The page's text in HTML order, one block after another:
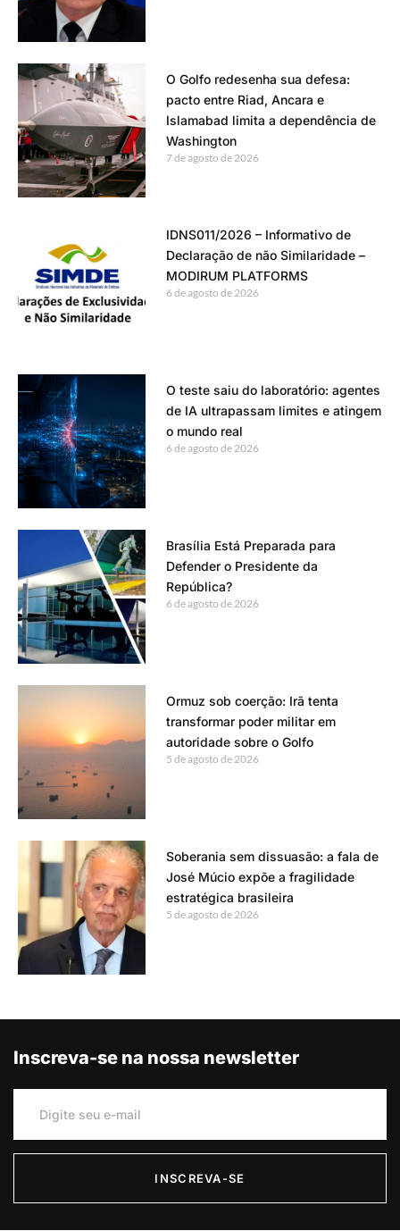
O Golfo redesenha sua defesa:
pacto entre Riad, Ancara e
Islamabad limita a dependência de
Washington
7 de agosto de 2026
IDNS011/2026 – Informativo de
Declaração de não Similaridade –
MODIRUM PLATFORMS
6 de agosto de 2026
O teste saiu do laboratório: agentes
de IA ultrapassam limites e atingem
o mundo real
6 de agosto de 2026
Brasília Está Preparada para
Defender o Presidente da
República?
6 de agosto de 2026
Ormuz sob coerção: Irã tenta
transformar poder militar em
autoridade sobre o Golfo
5 de agosto de 2026
Soberania sem dissuasão: a fala de
José Múcio expõe a fragilidade
estratégica brasileira
5 de agosto de 2026
Inscreva-se na nossa newsletter
INSCREVA-SE